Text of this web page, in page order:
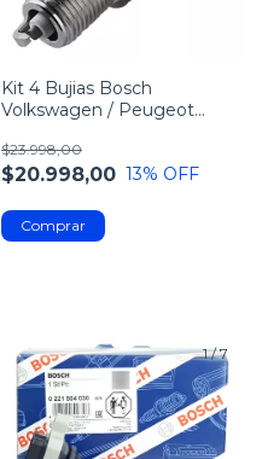
Kit 4 Bujias Bosch
Volkswagen / Peugeot
mas
$20.998,00
$23.998,00
13% OFF
1/7